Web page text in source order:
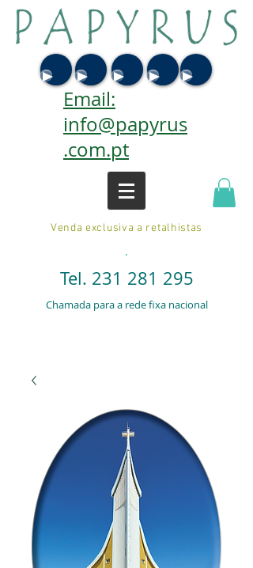
Email:
info@papyrus
.com.pt
Venda exclusiva a retalhistas
.
Tel. 231 281 295
Chamada para a rede fixa nacional